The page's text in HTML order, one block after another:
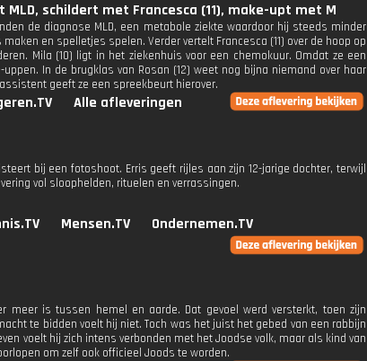
schildert met Francesca (11), make-upt met M
de diagnose MLD, een metabole ziekte waardoor hij steeds minder
en spelletjes spelen. Verder vertelt Francesca (11) over de hoop op
Mila (10) ligt in het ziekenhuis voor een chemokuur. Omdat ze een
In de brugklas van Rosan (12) weet nog bijna niemand over haar
geeft ze een spreekbeurt hierover.
Alle afleveringen
bij een fotoshoot. Erris geeft rijles aan zijn 12-jarige dochter, terwijl
vol sloophelden, rituelen en verrassingen.
Mensen.TV
Ondernemen.TV
meer is tussen hemel en aarde. Dat gevoel werd versterkt, toen zijn
te bidden voelt hij niet. Toch was het juist het gebed van een rabbijn
voelt hij zich intens verbonden met het Joodse volk, maar als kind van
om zelf ook officieel Joods te worden.